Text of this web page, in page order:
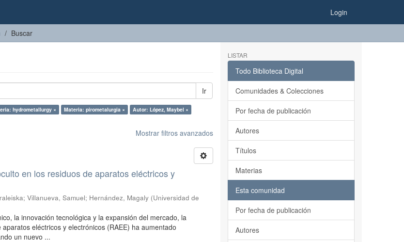
Login
Buscar
Ir
hydrometallurgy × Materia: pirometalurgia ×
Autor: López, Maybel ×
Mostrar filtros avanzados
en los residuos de aparatos eléctricos y
;Villanueva, Samuel; Hernández, Magaly (Universidad de
la innovación tecnológica y la expansión del mercado, la
eléctricos y electrónicos (RAEE) ha aumentado
un nuevo ...
LISTAR
Todo Biblioteca Digital
Comunidades & Colecciones
Por fecha de publicación
Autores
Títulos
Materias
Esta comunidad
Por fecha de publicación
Autores